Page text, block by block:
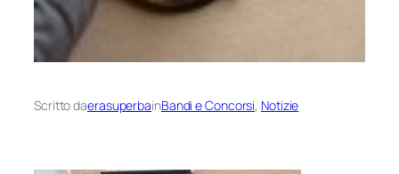
Scritto daerasuperbainBandi e Concorsi, Notizie